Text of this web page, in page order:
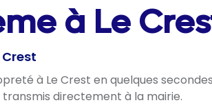
à Le
à Le Crest en quelques
directement à la mairie.